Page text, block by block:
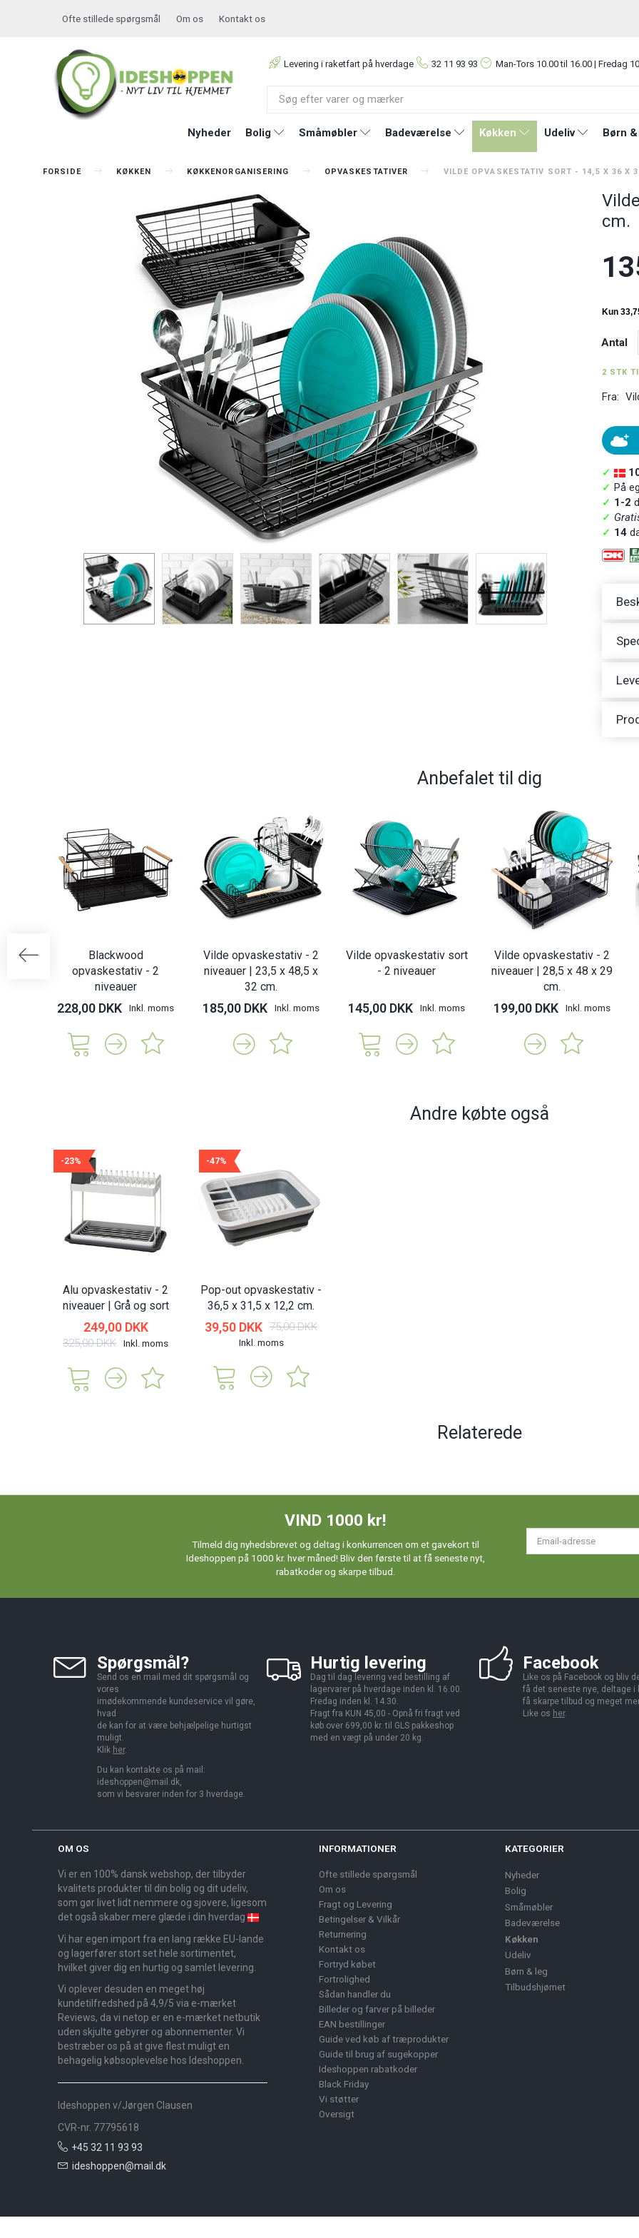
Ofte stillede spørgsmål Om os Kontakt os
Levering i raketfart på hverdage 32 11 93 93 Man-Tors 10.00 til 16.00 | Fredag
Nyheder Bolig Småmøbler Badeværelse Køkken Udeliv Børn
FORSIDE KØKKEN KØKKENORGANISERING OPVASKESTATIVER VILDE OPVASKESTATIV SORT - 14,5 X 36 X
cm.
Antal
2 STK
Fra:
✓
✓ På
✓ 1-2
✓
✓ 14
Anbefalet til dig
Blackwood
opvaskestativ - 2
niveauer
228,00 DKK Inkl. moms
Vilde opvaskestativ - 2
niveauer | 23,5 x 48,5 x
32 cm.
185,00 DKK Inkl. moms
Vilde opvaskestativ sort
- 2 niveauer
145,00 DKK Inkl. moms
Vilde opvaskestativ - 2
niveauer | 28,5 x 48 x 29
cm.
199,00 DKK Inkl. moms
Andre købte også
-23%
Alu opvaskestativ - 2
niveauer | Grå og sort
249,00 DKK
325,00 DKK Inkl. moms
-47%
Pop-out opvaskestativ -
36,5 x 31,5 x 12,2 cm.
39,50 DKK 75,00 DKK
Inkl. moms
Relaterede
VIND 1000 kr!
Tilmeld dig nyhedsbrevet og deltag i konkurrencen om et gavekort til
Ideshoppen på 1000 kr. hver måned! Bliv den første til at få seneste nyt,
rabatkoder og skarpe tilbud.
Spørgsmål?
Send os en mail med dit spørgsmål og
vores
imødekommende kundeservice vil gøre,
hvad
de kan for at være behjælpelige hurtigst
muligt.
Klik her.
Du kan kontakte os på mail:
ideshoppen@mail.dk,
som vi besvarer inden for 3 hverdage.
Hurtig levering
Dag til dag levering ved bestilling af
lagervarer på hverdage inden kl. 16.00.
Fredag inden kl. 14.30.
Fragt fra KUN 45,00 - Opnå fri fragt ved
køb over 699,00 kr. til GLS pakkeshop
med en vægt på under 20 kg.
Facebook
Like os på Facebook og bliv
få det seneste nye, deltage i
få skarpe tilbud og meget
Like os her.
OM OS
Vi er en 100% dansk webshop, der tilbyder
kvalitets produkter til din bolig og dit udeliv,
som gør livet lidt nemmere og sjovere, ligesom
det også skaber mere glæde i din hverdag
Vi har egen import fra en lang række EU-lande
og lagerfører stort set hele sortimentet,
hvilket giver dig en hurtig og samlet levering.
Vi oplever desuden en meget høj
kundetilfredshed på 4,9/5 via e-mærket
Reviews, da vi netop er en e-mærket netbutik
uden skjulte gebyrer og abonnementer. Vi
bestræber os på at give flest muligt en
behagelig købsoplevelse hos Ideshoppen.
Ideshoppen v/Jørgen Clausen
CVR-nr. 77795618
+45 32 11 93 93
ideshoppen@mail.dk
INFORMATIONER
Ofte stillede spørgsmål
Om os
Fragt og Levering
Betingelser & Vilkår
Returnering
Kontakt os
Fortryd købet
Fortrolighed
Sådan handler du
Billeder og farver på billeder
EAN bestillinger
Guide ved køb af træprodukter
Guide til brug af sugekopper
Ideshoppen rabatkoder
Black Friday
Vi støtter
Oversigt
KATEGORIER
Nyheder
Bolig
Småmøbler
Badeværelse
Køkken
Udeliv
Børn & leg
Tilbudshjørnet